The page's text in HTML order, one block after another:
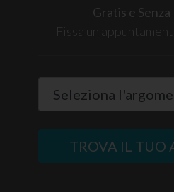
Gratis e
Fissa un
TROVA IL TUO